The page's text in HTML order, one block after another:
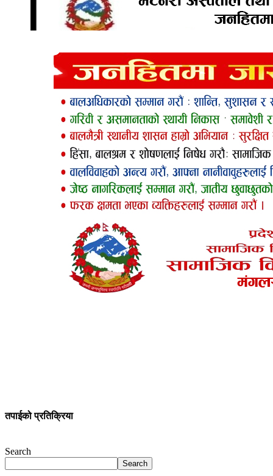
तपाईको प्रतिक्रिया
Search
Search